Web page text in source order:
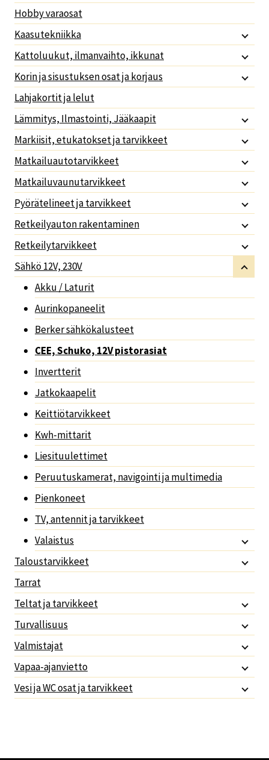
Hobby varaosat
Kaasutekniikka
Kattoluukut, ilmanvaihto, ikkunat
Korin ja sisustuksen osat ja korjaus
Lahjakortit ja lelut
Lämmitys, Ilmastointi, Jääkaapit
Markiisit, etukatokset ja tarvikkeet
Matkailuautotarvikkeet
Matkailuvaunutarvikkeet
Pyörätelineet ja tarvikkeet
Retkeilyauton rakentaminen
Retkeilytarvikkeet
Sähkö 12V, 230V
Akku / Laturit
Aurinkopaneelit
Berker sähkökalusteet
CEE, Schuko, 12V pistorasiat
Invertterit
Jatkokaapelit
Keittiötarvikkeet
Kwh-mittarit
Liesituulettimet
Peruutuskamerat, navigointi ja multimedia
Pienkoneet
TV, antennit ja tarvikkeet
Valaistus
Taloustarvikkeet
Tarrat
Teltat ja tarvikkeet
Turvallisuus
Valmistajat
Vapaa-ajanvietto
Vesi ja WC osat ja tarvikkeet